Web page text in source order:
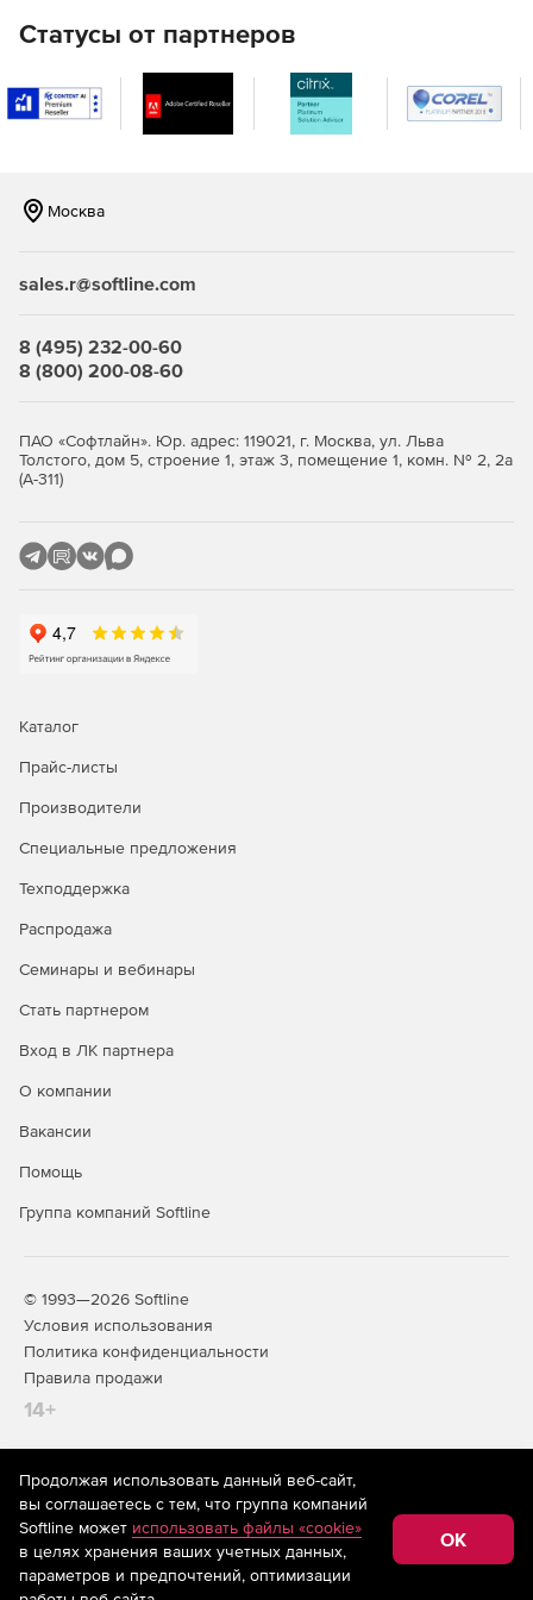
Статусы от партнеров
Москва
sales.r@softline.com
8 (495) 232-00-60
8 (800) 200-08-60
ПАО «Софтлайн». Юр. адрес: 119021, г. Москва, ул. Льва
Толстого, дом 5, строение 1, этаж 3, помещение 1, комн. № 2, 2а
(А-311)
Каталог
Прайс-листы
Производители
Специальные предложения
Техподдержка
Распродажа
Семинары и вебинары
Стать партнером
Вход в ЛК партнера
О компании
Вакансии
Помощь
Группа компаний Softline
© 1993—2026 Softline
Условия использования
Политика конфиденциальности
Правила продажи
14+
На информационном ресурсе store.softline.ru применяются
рекомендательные технологии(информационные технологии
предоставления информации на основе сбора,
систематизации и анализа сведений, относящихся к
предпочтениям пользователей сети «Интернет»,
находящихся на территории Российской Федерации)
Продолжая использовать данный веб-сайт,
вы соглашаетесь с тем, что группа компаний
Softline может использовать файлы «cookie»
в целях хранения ваших учетных данных,
параметров и предпочтений, оптимизации
OK